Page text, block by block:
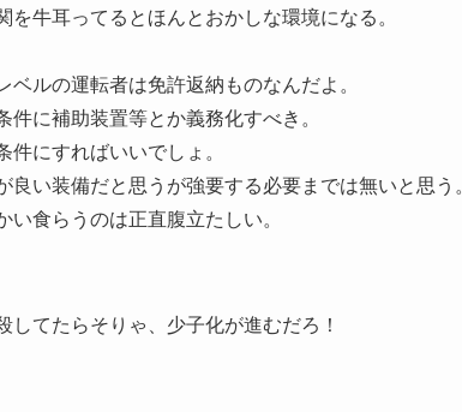
牛耳ってるとほんとおかしな環境になる。
ルの運転者は免許返納ものなんだよ。
に補助装置等とか義務化すべき。
にすればいいでしょ。
良い装備だと思うが強要する必要までは無いと思
食らうのは正直腹立たしい。
てたらそりゃ、少子化が進むだろ！